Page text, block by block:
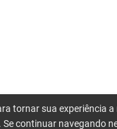
tornar sua experiência a
continuar navegando